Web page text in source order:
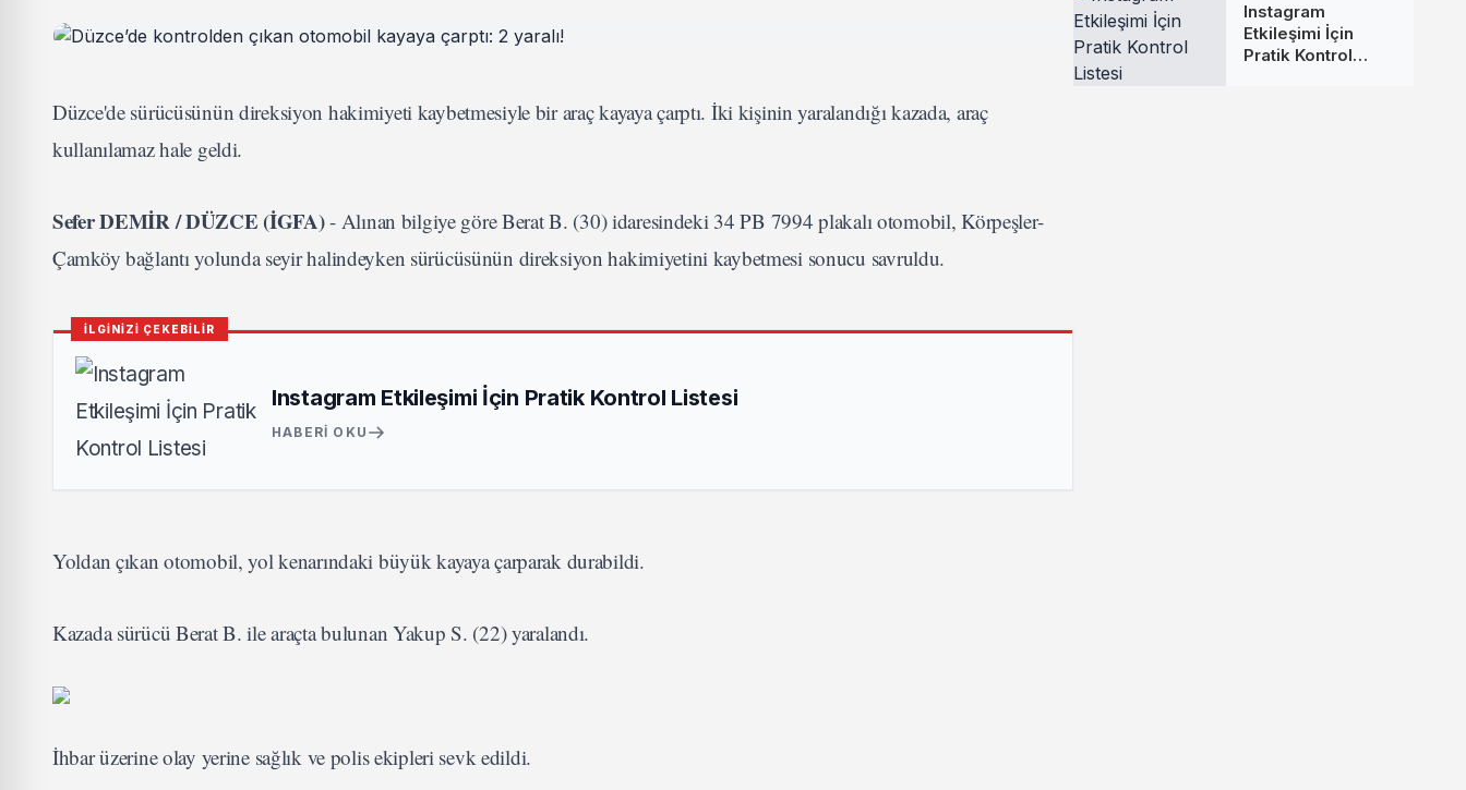
Düzce'de sürücüsünün direksiyon hakimiyeti kaybetmesiyle bir araç kayaya çarptı. İki kişinin yaralandığı kazada, araç
kullanılamaz hale geldi.
Sefer DEMİR / DÜZCE (İGFA)- Alınan bilgiye göre Berat B. (30) idaresindeki 34 PB 7994 plakalı otomobil, Körpeşler-
Çamköy bağlantı yolunda seyir halindeyken sürücüsünün direksiyon hakimiyetini kaybetmesi sonucu savruldu.
İLGİNİZİ ÇEKEBİLİR
Instagram Etkileşimi İçin Pratik Kontrol Listesi
HABERI OKU
Yoldan çıkan otomobil, yol kenarındaki büyük kayaya çarparak durabildi.
Kazada sürücü Berat B. ile araçta bulunan Yakup S. (22) yaralandı.
İhbar üzerine olay yerine sağlık ve polis ekipleri sevk edildi.
Instagram
Etkileşimi İçin
Pratik Kontrol